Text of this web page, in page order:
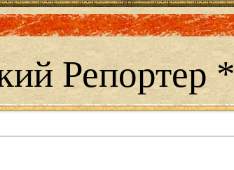
Репортер *